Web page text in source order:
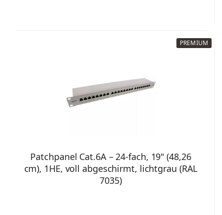
PREMIUM
Patchpanel Cat.6A – 24-fach, 19" (48,26
cm), 1HE, voll abgeschirmt, lichtgrau (RAL
7035)